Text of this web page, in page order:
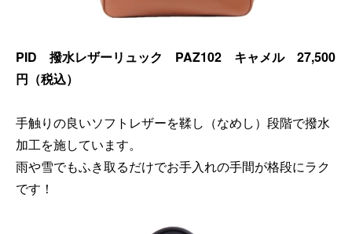
PID 撥水レザーリュック PAZ102 キャメル 27,500
円（税込）
手触りの良いソフトレザーを鞣し（なめし）段階で撥水
加工を施しています。
雨や雪でもふき取るだけでお手入れの手間が格段にラク
です！